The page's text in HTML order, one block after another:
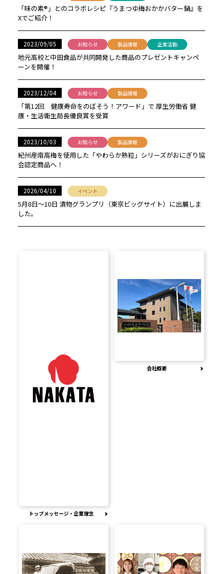
「味の素®」とのコラボレシピ『うまつゆ梅おかかバター鍋』を
Xでご紹介！
2023/09/05 お知らせ 製品情報 企業活動
地元高校と中田食品が共同開発した商品のプレゼントキャンペ
ーンを開催！
2023/12/04 お知らせ 製品情報
「第12回 健康寿命をのばそう！アワード」で 厚生労働省 健
康・生活衛生局長優良賞を受賞
2023/10/03 お知らせ 製品情報
紀州産南高梅を使用した「やわらか熟粒」シリーズがおにぎり協
会認定商品へ！
2026/04/10 イベント
5月8日〜10日 漬物グランプリ（東京ビッグサイト）に出展しま
した。
トップメッセージ・企業理念
会社概要